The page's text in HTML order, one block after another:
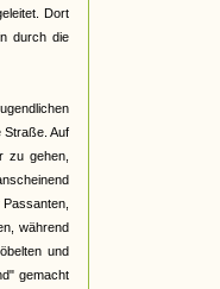
Dort
durch die
Straße. Auf
zu gehen,
während
und
gemacht